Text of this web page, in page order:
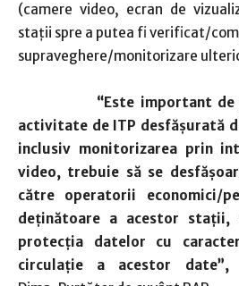
(camere video, ecran de
staţii spre a putea fi verificat/
supraveghere/monitorizare
“Este important de
activitate de ITP desfăşurată
inclusiv monitorizarea prin
video, trebuie să se
către operatorii economici/
deţinătoare a acestor staţii,
protecţia datelor cu
circulaţie a acestor